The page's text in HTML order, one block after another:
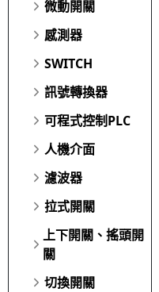
微動開關
感測器
SWITCH
訊號轉換器
可程式控制PLC
人機介面
濾波器
拉式開關
上下開關、搖頭開
關
切換開關